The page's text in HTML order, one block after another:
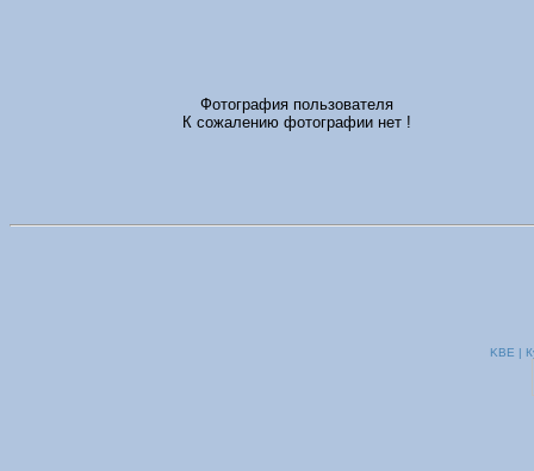
Фотография пользователя
К сожалению фотографии нет !
KBE |